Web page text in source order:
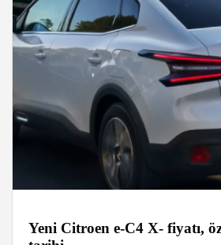
Yeni Citroen e-C4 X- fiyatı,